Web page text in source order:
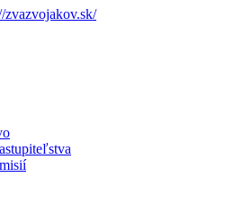
zvazvojakov.sk/